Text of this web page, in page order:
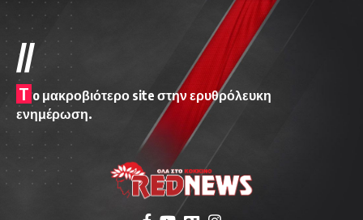
//
T o μακροβιότερο site στην ερυθρόλευκη
ενημέρωση.